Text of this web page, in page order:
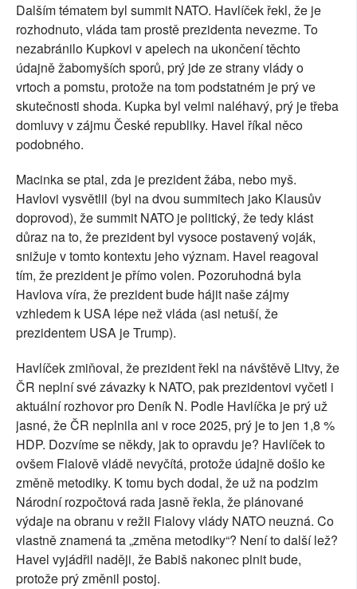
Dalším tématem byl summit NATO. Havlíček řekl, že je
rozhodnuto, vláda tam prostě prezidenta nevezme. To
nezabránilo Kupkovi v apelech na ukončení těchto
údajně žabomyších sporů, prý jde ze strany vlády o
vrtoch a pomstu, protože na tom podstatném je prý ve
skutečnosti shoda. Kupka byl velmi naléhavý, prý je třeba
domluvy v zájmu České republiky. Havel říkal něco
podobného.
Macinka se ptal, zda je prezident žába, nebo myš.
Havlovi vysvětlil (byl na dvou summitech jako Klausův
doprovod), že summit NATO je politický, že tedy klást
důraz na to, že prezident byl vysoce postavený voják,
snižuje v tomto kontextu jeho význam. Havel reagoval
tím, že prezident je přímo volen. Pozoruhodná byla
Havlova víra, že prezident bude hájit naše zájmy
vzhledem k USA lépe než vláda (asi netuší, že
prezidentem USA je Trump).
Havlíček zmiňoval, že prezident řekl na návštěvě Litvy, že
ČR neplní své závazky k NATO, pak prezidentovi vyčetl i
aktuální rozhovor pro Deník N. Podle Havlíčka je prý už
jasné, že ČR neplnila ani v roce 2025, prý je to jen 1,8 %
HDP. Dozvíme se někdy, jak to opravdu je? Havlíček to
ovšem Fialově vládě nevyčítá, protože údajně došlo ke
změně metodiky. K tomu bych dodal, že už na podzim
Národní rozpočtová rada jasně řekla, že plánované
výdaje na obranu v režii Fialovy vlády NATO neuzná. Co
vlastně znamená ta „změna metodiky“? Není to další lež?
Havel vyjádřil naději, že Babiš nakonec plnit bude,
protože prý změnil postoj.